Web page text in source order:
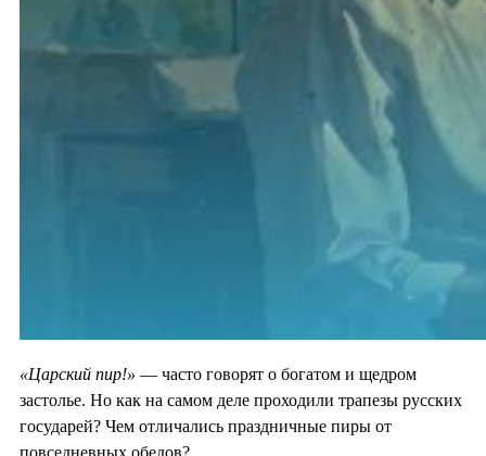
«Царский пир!» — часто говорят о богатом и щедром
застолье. Но как на самом деле проходили трапезы русских
государей? Чем отличались праздничные пиры от